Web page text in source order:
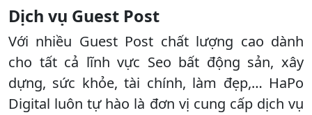
Dịch vụ Guest Post
Với nhiều Guest Post chất lượng cao dành
cho tất cả lĩnh vực Seo bất động sản, xây
dựng, sức khỏe, tài chính, làm đẹp,… HaPo
Digital luôn tự hào là đơn vị cung cấp dịch vụ